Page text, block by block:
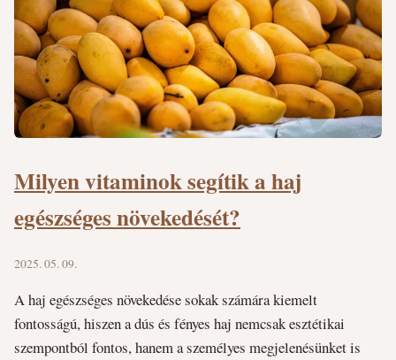
Milyen vitaminok segítik a haj
egészséges növekedését?
2025. 05. 09.
A haj egészséges növekedése sokak számára kiemelt
fontosságú, hiszen a dús és fényes haj nemcsak esztétikai
szempontból fontos, hanem a személyes megjelenésünket is